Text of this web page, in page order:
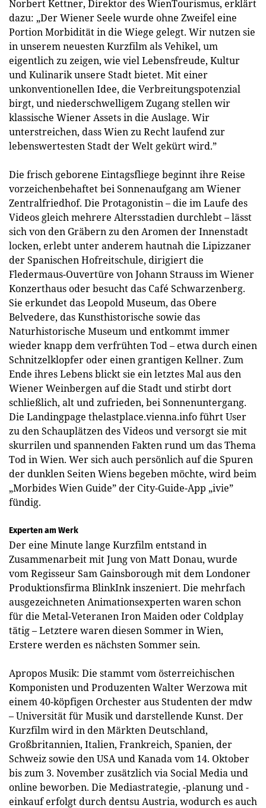
Norbert Kettner, Direktor des WienTourismus, erklärt
dazu: „Der Wiener Seele wurde ohne Zweifel eine
Portion Morbidität in die Wiege gelegt. Wir nutzen sie
in unserem neuesten Kurzfilm als Vehikel, um
eigentlich zu zeigen, wie viel Lebensfreude, Kultur
und Kulinarik unsere Stadt bietet. Mit einer
unkonventionellen Idee, die Verbreitungspotenzial
birgt, und niederschwelligem Zugang stellen wir
klassische Wiener Assets in die Auslage. Wir
unterstreichen, dass Wien zu Recht laufend zur
lebenswertesten Stadt der Welt gekürt wird.”
Die frisch geborene Eintagsfliege beginnt ihre Reise
vorzeichenbehaftet bei Sonnenaufgang am Wiener
Zentralfriedhof. Die Protagonistin – die im Laufe des
Videos gleich mehrere Altersstadien durchlebt – lässt
sich von den Gräbern zu den Aromen der Innenstadt
locken, erlebt unter anderem hautnah die Lipizzaner
der Spanischen Hofreitschule, dirigiert die
Fledermaus-Ouvertüre von Johann Strauss im Wiener
Konzerthaus oder besucht das Café Schwarzenberg.
Sie erkundet das Leopold Museum, das Obere
Belvedere, das Kunsthistorische sowie das
Naturhistorische Museum und entkommt immer
wieder knapp dem verfrühten Tod – etwa durch einen
Schnitzelklopfer oder einen grantigen Kellner. Zum
Ende ihres Lebens blickt sie ein letztes Mal aus den
Wiener Weinbergen auf die Stadt und stirbt dort
schließlich, alt und zufrieden, bei Sonnenuntergang.
Die Landingpage thelastplace.vienna.info führt User
zu den Schauplätzen des Videos und versorgt sie mit
skurrilen und spannenden Fakten rund um das Thema
Tod in Wien. Wer sich auch persönlich auf die Spuren
der dunklen Seiten Wiens begeben möchte, wird beim
„Morbides Wien Guide” der City-Guide-App „ivie”
fündig.
Experten am Werk
Der eine Minute lange Kurzfilm entstand in
Zusammenarbeit mit Jung von Matt Donau, wurde
vom Regisseur Sam Gainsborough mit dem Londoner
Produktionsfirma BlinkInk inszeniert. Die mehrfach
ausgezeichneten Animationsexperten waren schon
für die Metal-Veteranen Iron Maiden oder Coldplay
tätig – Letztere waren diesen Sommer in Wien,
Erstere werden es nächsten Sommer sein.
Apropos Musik: Die stammt vom österreichischen
Komponisten und Produzenten Walter Werzowa mit
einem 40-köpfigen Orchester aus Studenten der mdw
– Universität für Musik und darstellende Kunst. Der
Kurzfilm wird in den Märkten Deutschland,
Großbritannien, Italien, Frankreich, Spanien, der
Schweiz sowie den USA und Kanada vom 14. Oktober
bis zum 3. November zusätzlich via Social Media und
online beworben. Die Mediastrategie, -planung und -
einkauf erfolgt durch dentsu Austria, wodurch es auch